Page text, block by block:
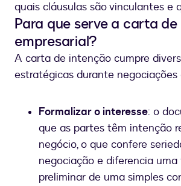
quais cláusulas são vinculantes e
Para que serve a carta
empresarial?
A carta de intenção cumpre
estratégicas durante negociações
Formalizar o interesse: o
que as partes têm intenção
negócio, o que confere
negociação e diferencia
preliminar de uma simples